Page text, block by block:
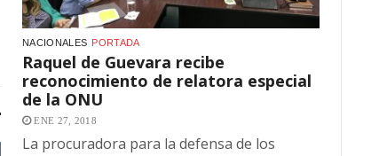
NACIONALES PORTADA
Raquel de Guevara recibe
reconocimiento de relatora especial
de la ONU
ENE 27, 2018
La procuradora para la defensa de los